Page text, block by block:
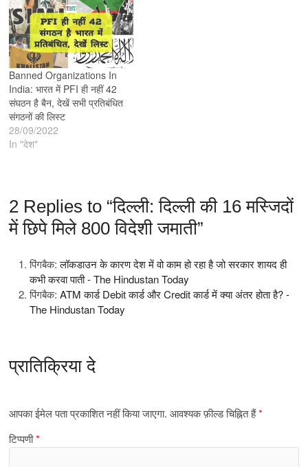
Banned Organizations In
India: भारत में PFI ही नहीं 42
संघठन है बैन, देखें सभी प्रतिबंधित
संगठनों की लिस्ट
28/09/2022
In "देश"
2 Replies to “दिल्ली: दिल्ली की 16 मस्जिदों
में छिपे मिले 800 विदेशी जमाती”
पिंगबैक:लॉकडाउन के कारण देश में वो काम हो रहा है जो सरकार शायद ही
कभी करवा पाती - The Hindustan Today
पिंगबैक:ATM कार्ड Debit कार्ड और Credit कार्ड में क्या अंतर होता है? -
The Hindustan Today
प्रातिक्रिया दे
आपका ईमेल पता प्रकाशित नहीं किया जाएगा. आवश्यक फ़ील्ड चिह्नित हैं*
टिप्पणी*